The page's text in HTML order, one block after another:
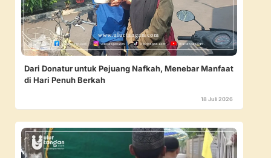
Dari Donatur untuk Pejuang Nafkah, Menebar Manfaat
di Hari Penuh Berkah
18 Juli 2026